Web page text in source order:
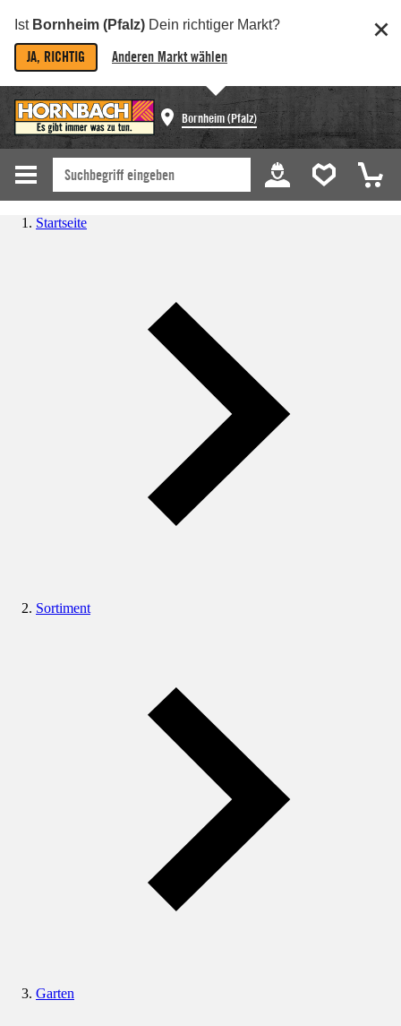
Ist Bornheim (Pfalz) Dein richtiger Markt?
JA, RICHTIG Anderen Markt wählen
Bornheim (Pfalz)
Startseite
Sortiment
Garten